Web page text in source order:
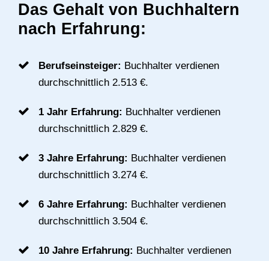
Das Gehalt von Buchhaltern
nach Erfahrung:
Berufseinsteiger: Buchhalter verdienen
durchschnittlich 2.513 €.
1 Jahr Erfahrung: Buchhalter verdienen
durchschnittlich 2.829 €.
3 Jahre Erfahrung: Buchhalter verdienen
durchschnittlich 3.274 €.
6 Jahre Erfahrung: Buchhalter verdienen
durchschnittlich 3.504 €.
10 Jahre Erfahrung: Buchhalter verdienen